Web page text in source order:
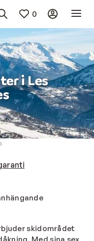
0
i Les
skidområdet